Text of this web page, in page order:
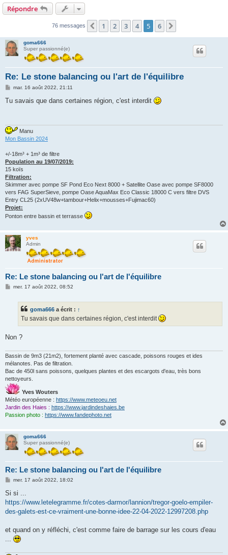
Répondre
76 messages Précédente
1 2 3 4 5 6
goma666
Super passionné(e)
Re: Le stone balancing ou l'art de l'équilibre
M
s
mar. 16 août 2022, 21:11
Tu savais que dans certaines région, c'est interdit
Manu
Mon Bassin 2024
+/-18m³ + 1m³ de filtre
Population au 19/07/2019:
15 koïs
Filtration:
Skimmer avec pompe SF Pond Eco Next 8000 + Satellite Oase avec pompe SF8000
vers FAG SuperSieve, pompe Oase AquaMax Eco Classic 18000 C vers filtre DVS
Entry CL25 (2xUV48w+tambour+Helix+mousses+Fujimac60)
Projet:
Ponton entre bassin et terrasse
yves
Admin
Re: Le stone balancing ou l'art de l'équilibre
Mmer. 17 août 2022, 08:52
goma666 a écrit : ↑
Tu savais que dans certaines région, c'est interdit
Non ?
Bassin de 9m3 (21m2), fortement planté avec cascade, poissons rouges et ides
mélanotes. Pas de filtration.
Bac de 450l sans poissons, quelques plantes et des escargots d'eau, très bons
nettoyeurs.
Yves Wouters
Météo européenne : https://www.meteoeu.net
Jardin des Haies : https://www.jardindeshaies.be
Passion photo : https://www.fandephoto.net
goma666
Super passionné(e)
Re: Le stone balancing ou l'art de l'équilibre
M
s
a
g
mer. 17 août 2022, 18:02
Si si ...
https://www.letelegramme.fr/cotes-darmor/lannion/tregor-goelo-empiler-
des-galets-est-ce-vraiment-une-bonne-idee-22-04-2022-12997208.php
et quand on y réfléchi, c'est comme faire de barrage sur les cours d'eau